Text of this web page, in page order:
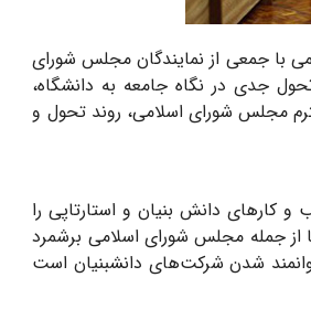
با جمعی از نمایندگان مجلس شورای
جدی در نگاه جامعه به دانشگاه،
مجلس شورای اسلامی، روند تحول و
دانش‌ بنیان و استارتاپی را
جمله مجلس شورای اسلامی برشمرد
و گفت: ترویج گفتمان و فرهنگسازی اقتصاد دانش بنیان گام مهمی در حمایت از بلوغ و توانمند شدن شرکت‌های دانش‎بنیان است